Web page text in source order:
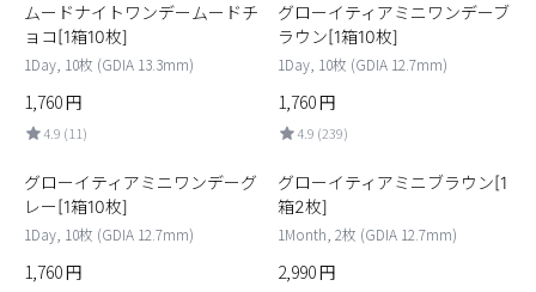
カスタマーサービス
ショッピングガイド
INSTAGRAM TWITTER LINE FACEBOOK
ムードナイトワンデームードチ
ョコ[1箱10枚]
1Day, 10枚 (GDIA 13.3mm)
1,760円
4.9 (11)
グローイティアミニワンデーブ
ラウン[1箱10枚]
1Day, 10枚 (GDIA 12.7mm)
1,760円
4.9 (239)
グローイティアミニワンデーグ
レー[1箱10枚]
1Day, 10枚 (GDIA 12.7mm)
1,760円
グローイティアミニブラウン[1
箱2枚]
1Month, 2枚 (GDIA 12.7mm)
2,990円